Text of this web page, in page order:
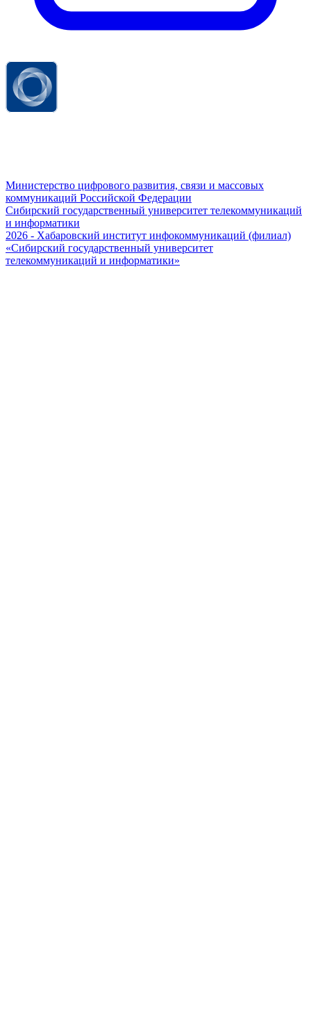
Министерство цифрового развития, связи и массовых
коммуникаций Российской Федерации
Сибирский государственный университет телекоммуникаций
и информатики
2026 - Хабаровский институт инфокоммуникаций (филиал)
«Сибирский государственный университет
телекоммуникаций и информатики»